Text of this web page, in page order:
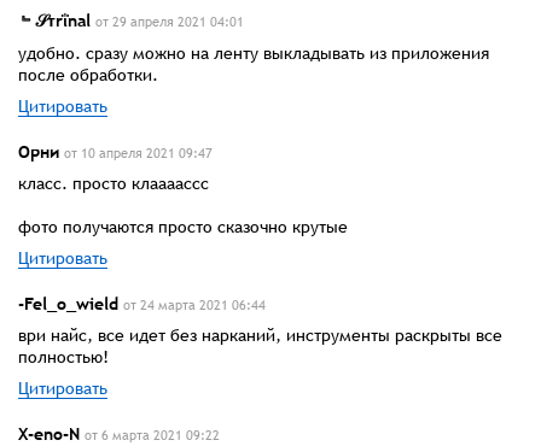
﹄𝒮ᴛrΐnal от 29 апреля 2021 04:01
удобно. сразу можно на ленту выкладывать из приложения
после обработки.
Цитировать
Орни от 10 апреля 2021 09:47
класс. просто клаааассс
фото получаются просто сказочно крутые
Цитировать
-Fel_o_wield от 24 марта 2021 06:44
ври найс, все идет без нарканий, инструменты раскрыты все
полностью!
Цитировать
X-eno-N от 6 марта 2021 09:22